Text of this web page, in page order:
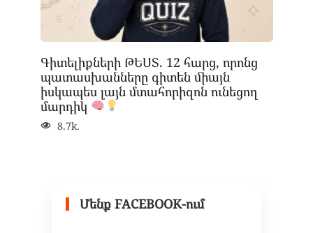
Գիտելիքների ԹԵՍՏ. 12 հարց, որոնց
պատասխանները գիտեն միայն
իսկապես լայն մտահորիզոն ունեցող
մարդիկ
8.7k.
Մենք FACEBOOK-ում